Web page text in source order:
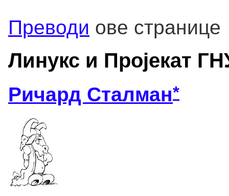
Преводи ове странице
Линукс и Пројекат
Ричард Сталман*